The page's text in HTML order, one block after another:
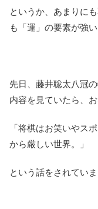
というか、あまりに
も「運」の要素が強
先日、藤井聡太八冠
内容を見ていたら、
「将棋はお笑いやス
から厳しい世界。」
という話をされていま